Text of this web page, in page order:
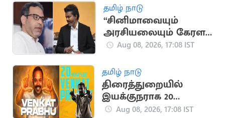
வீரர்கள்
தமிழ் நாடு
“சினிமாவையும்
அரசியலையும் கேரள
மக்கள் பிரித்துப் பார்க்க
Aug 08, 2026, 17:08 IST
தமிழ் நாடு
திரைத்துறையில்
இயக்குநராக 20
ஆண்டுகள் நிறைவு..
Aug 08, 2026, 17:08 IST